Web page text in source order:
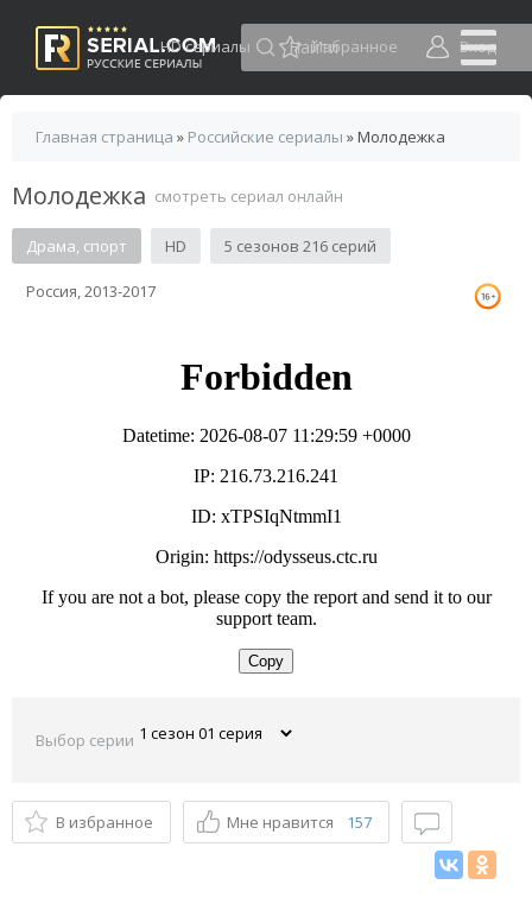
HD сериалы Избранное Вход
Главная страница » Российские сериалы » Молодежка
Молодежка смотреть сериал онлайн
Драма, спорт HD 5 сезонов 216 серий
Россия, 2013-2017
Выбор серии
В избранное Мне нравится 157